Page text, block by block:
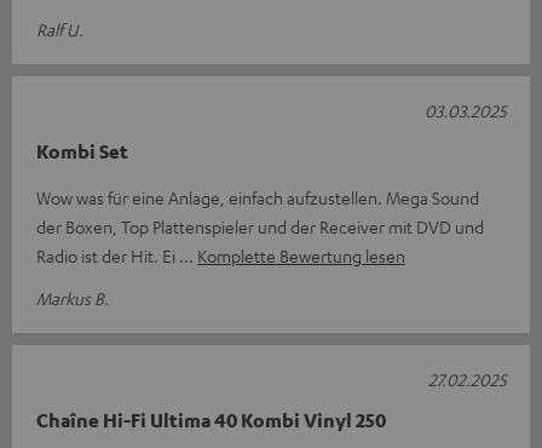
Ralf U.
Kombi Set
Wow was für eine Anlage, einfach aufzustellen. Mega Sound
der Boxen, Top Plattenspieler und der Receiver mit DVD und
Radio ist der Hit. Ei
Komplette Bewertung lesen
Markus B.
03.03.2025
Chaîne Hi-Fi Ultima 40 Kombi Vinyl 250
27.02.2025